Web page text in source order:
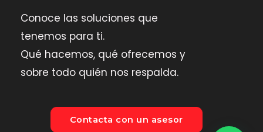
Conoce las soluciones que
tenemos para ti.
Qué hacemos, qué ofrecemos y
sobre todo quién nos respalda.
Contacta con un asesor